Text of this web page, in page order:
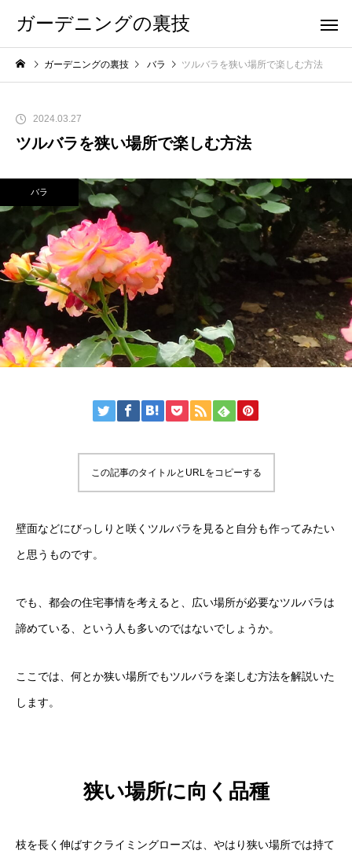
ガーデニングの裏技
ガーデニングの裏技 バラ ツルバラを狭い場所で楽しむ方法
2024.03.27
ツルバラを狭い場所で楽しむ方法
バラ
この記事のタイトルとURLをコピーする
壁面などにびっしりと咲くツルバラを見ると自分も作ってみたい
と思うものです。
でも、都会の住宅事情を考えると、広い場所が必要なツルバラは
諦めている、という人も多いのではないでしょうか。
ここでは、何とか狭い場所でもツルバラを楽しむ方法を解説いた
します。
狭い場所に向く品種
枝を長く伸ばすクライミングローズは、やはり狭い場所では持て